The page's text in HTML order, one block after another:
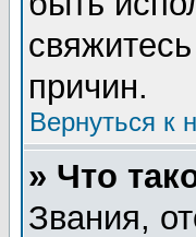
причин.
Вернуться к
» Что
Звания,